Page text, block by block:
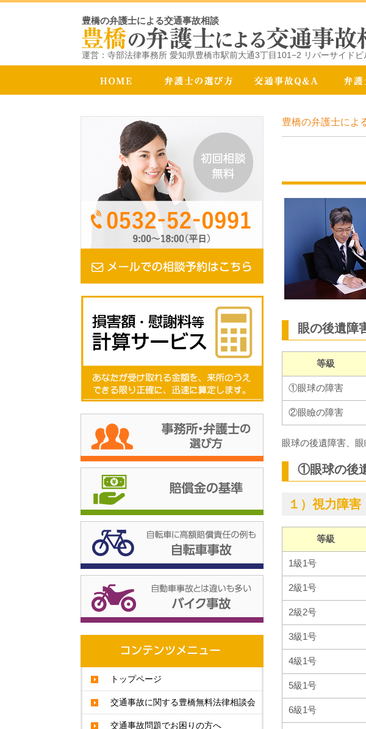
豊橋の弁護士による交通事故相談
運営：寺部法律事務所 愛知県豊橋市駅前大通3丁目101−2 リバーサイドビ
豊橋の弁護士によ
眼の後遺障
等級
①眼球の障害
②眼瞼の障害
眼球の後遺障害、
①眼球の後
１）視力障害
等級
1級1号
2級1号
2級2号
3級1号
4級1号
5級1号
6級1号
トップページ
交通事故に関する豊橋無料法律相談会
交通事故問題でお困りの方へ